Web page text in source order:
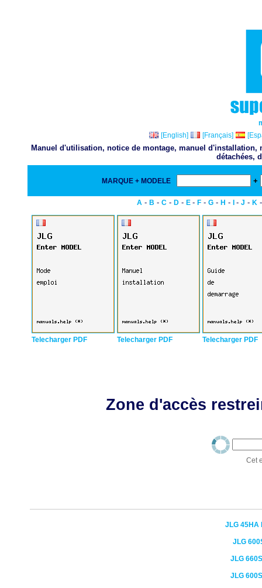
[English]
[Français]
Manuel d'utilisation, notice de montage, manuel
détachées,
MARQUE + MODELE +
A - B - C - D - E - F - G - H - - J - K
Telecharger PDF Telecharger PDF Telecharger PDF
Zone d'accès
Cet
JLG 45HA
JLG
JLG
JLG